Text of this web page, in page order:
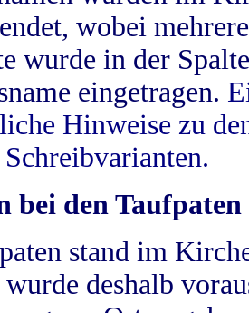
wobei
wurde in der
eingetragen.
Hinweise zu
bei den Taufpaten
stand im
deshalb